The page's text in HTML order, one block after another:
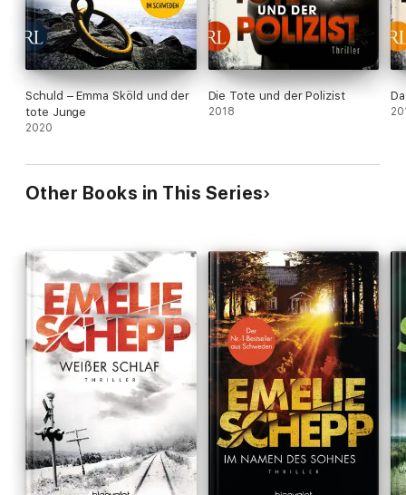
Schuld – Emma Sköld und der
tote Junge
2020
Die Tote und der Polizist
2018
Other Books in This Series